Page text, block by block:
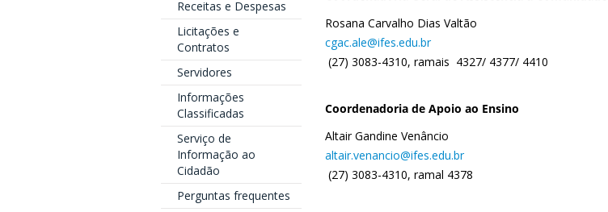
Receitas e Despesas
Licitações e
Contratos
Servidores
Informações
Classificadas
Serviço de
Informação ao
Cidadão
Perguntas frequentes
Rosana Carvalho Dias Valtão
cgac.ale@ifes.edu.br
(27) 3083-4310, ramais 4327/ 4377/ 4410
Coordenadoria de Apoio ao Ensino
Altair Gandine Venâncio
altair.venancio@ifes.edu.br
(27) 3083-4310, ramal 4378